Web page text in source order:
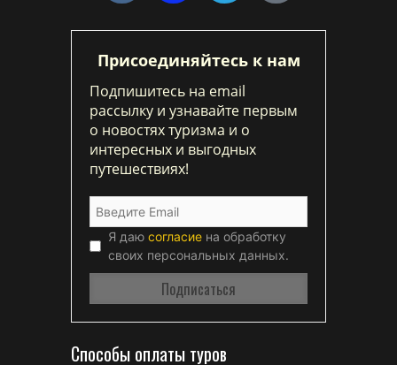
Присоединяйтесь к нам
Подпишитесь на email
рассылку и узнавайте первым
о новостях туризма и о
интересных и выгодных
путешествиях!
Я даю согласие на обработку
своих персональных данных.
Способы оплаты туров